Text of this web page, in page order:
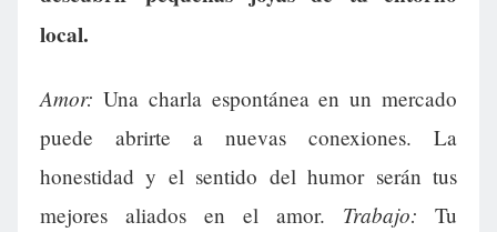
local.
Amor: Una charla espontánea en un mercado
puede abrirte a nuevas conexiones. La
honestidad y el sentido del humor serán tus
mejores aliados en el amor. Trabajo: Tu